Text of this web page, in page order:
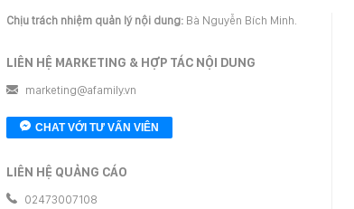
Chịu trách nhiệm quản lý nội dung: Bà Nguyễn Bích Minh.
LIÊN HỆ MARKETING & HỢP TÁC NỘI DUNG
marketing@afamily.vn
CHAT VỚI TƯ VẤN VIÊN
LIÊN HỆ QUẢNG CÁO
02473007108